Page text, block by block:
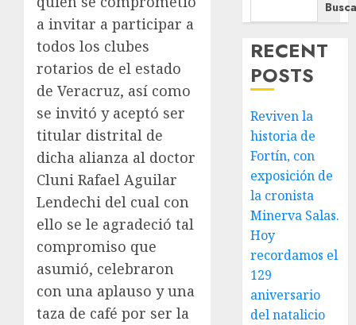
a invitar a participar a
todos los clubes
rotarios de el estado
de Veracruz, así como
se invitó y aceptó ser
titular distrital de
dicha alianza al doctor
Cluni Rafael Aguilar
Lendechi del cual con
ello se le agradeció tal
compromiso que
asumió, celebraron
con una aplauso y una
taza de café por ser la
RECENT
POSTS
Reviven la
historia de
Fortín, con
exposición de
la cronista
Minerva Salas.
Hoy
recordamos el
129
aniversario
del natalicio